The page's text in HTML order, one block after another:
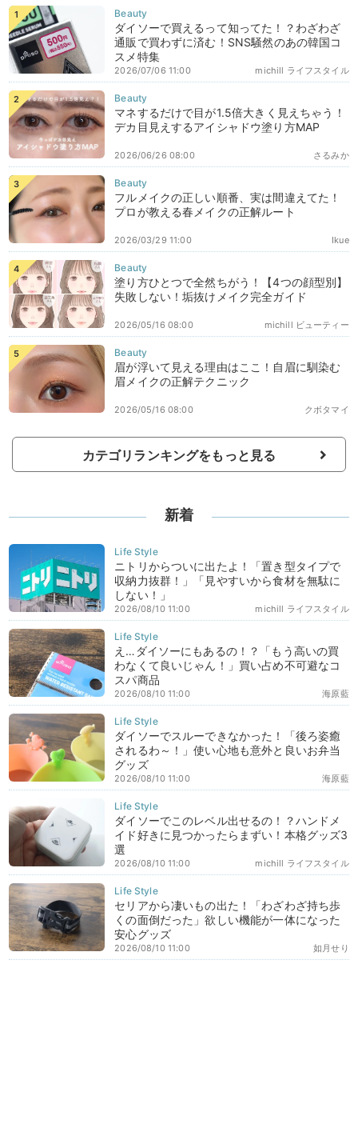
ダイソーで買えるって知ってた！？わざわざ
通販で買わずに済む！SNS騒然のあの韓国コ
スメ特集
michill ライフスタイル
2026/07/06 11:00
マネするだけで目が1.5倍大きく見えちゃう！
デカ目見えするアイシャドウ塗り方MAP
さるみか
2026/06/26 08:00
フルメイクの正しい順番、実は間違えてた！
プロが教える春メイクの正解ルート
Ikue
2026/03/29 11:00
塗り方ひとつで全然ちがう！【4つの顔型別】
失敗しない！垢抜けメイク完全ガイド
michill ビューティー
2026/05/16 08:00
眉が浮いて見える理由はここ！自眉に馴染む
眉メイクの正解テクニック
クボタマイ
2026/05/16 08:00
カテゴリランキングをもっと見る
新着
ニトリからついに出たよ！「置き型タイプで
収納力抜群！」「見やすいから食材を無駄に
しない！」
michill ライフスタイル
2026/08/10 11:00
え…ダイソーにもあるの！？「もう高いの買
わなくて良いじゃん！」買い占め不可避なコ
スパ商品
海原藍
2026/08/10 11:00
ダイソーでスルーできなかった！「後ろ姿癒
されるわ～！」使い心地も意外と良いお弁当
グッズ
海原藍
2026/08/10 11:00
ダイソーでこのレベル出せるの！？ハンドメ
イド好きに見つかったらまずい！本格グッズ3
選
michill ライフスタイル
2026/08/10 11:00
セリアから凄いもの出た！「わざわざ持ち歩
くの面倒だった」欲しい機能が一体になった
安心グッズ
如月せり
2026/08/10 11:00